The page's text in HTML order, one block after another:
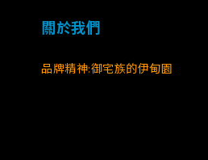
關於我們
品牌精神:御宅族的伊甸園